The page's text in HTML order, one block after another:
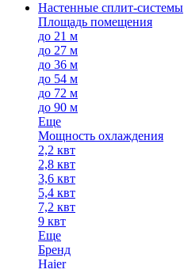
Настенные сплит-системы
Площадь помещения
до 21 м
до 27 м
до 36 м
до 54 м
до 72 м
до 90 м
Еще
Мощность охлаждения
2,2 квт
2,8 квт
3,6 квт
5,4 квт
7,2 квт
9 квт
Еще
Бренд
Haier